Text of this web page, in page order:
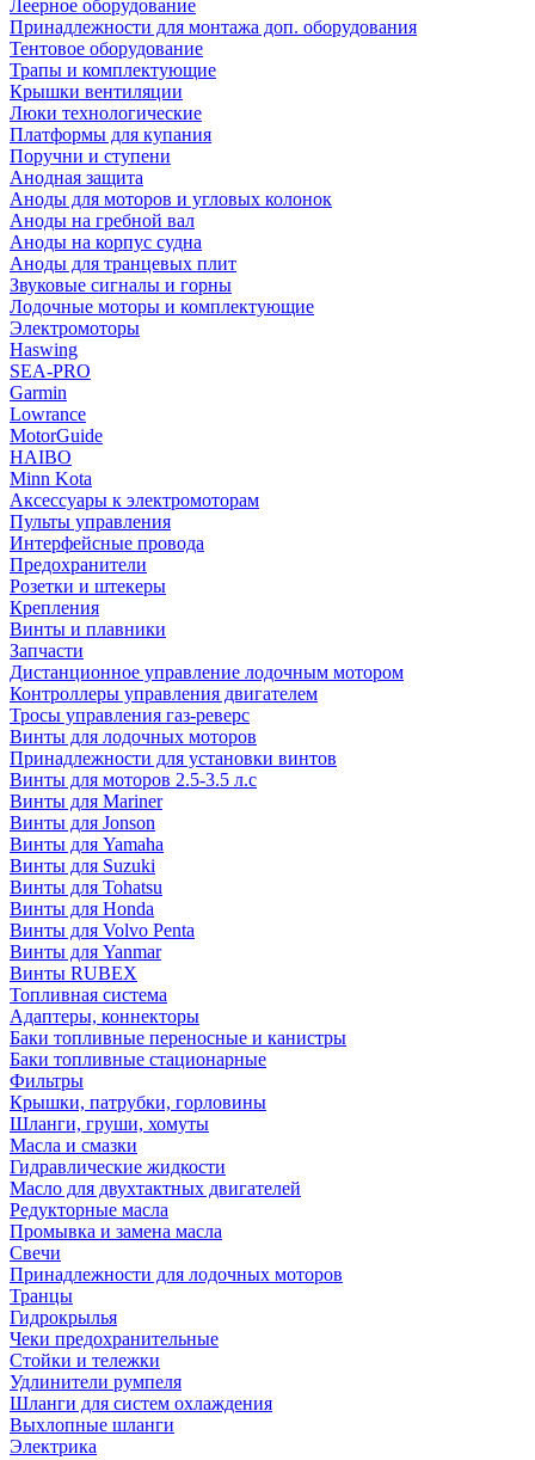
Леерное оборудование
Принадлежности для монтажа доп. оборудования
Тентовое оборудование
Трапы и комплектующие
Крышки вентиляции
Люки технологические
Платформы для купания
Поручни и ступени
Анодная защита
Аноды для моторов и угловых колонок
Аноды на гребной вал
Аноды на корпус судна
Аноды для транцевых плит
Звуковые сигналы и горны
Лодочные моторы и комплектующие
Электромоторы
Haswing
SEA-PRO
Garmin
Lowrance
MotorGuide
HAIBO
Minn Kota
Аксессуары к электромоторам
Пульты управления
Интерфейсные провода
Предохранители
Розетки и штекеры
Крепления
Винты и плавники
Запчасти
Дистанционное управление лодочным мотором
Контроллеры управления двигателем
Тросы управления газ-реверс
Винты для лодочных моторов
Принадлежности для установки винтов
Винты для моторов 2.5-3.5 л.с
Винты для Mariner
Винты для Jonson
Винты для Yamaha
Винты для Suzuki
Винты для Tohatsu
Винты для Honda
Винты для Volvo Penta
Винты для Yanmar
Винты RUBEX
Топливная система
Адаптеры, коннекторы
Баки топливные переносные и канистры
Баки топливные стационарные
Фильтры
Крышки, патрубки, горловины
Шланги, груши, хомуты
Масла и смазки
Гидравлические жидкости
Масло для двухтактных двигателей
Редукторные масла
Промывка и замена масла
Свечи
Принадлежности для лодочных моторов
Транцы
Гидрокрылья
Чеки предохранительные
Стойки и тележки
Удлинители румпеля
Шланги для систем охлаждения
Выхлопные шланги
Электрика